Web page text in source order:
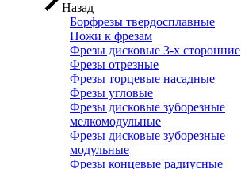
Назад
Борфрезы твердосплавные
Ножи к фрезам
Фрезы дисковые 3-х сторонние
Фрезы отрезные
Фрезы торцевые насадные
Фрезы угловые
Фрезы дисковые зуборезные
мелкомодульные
Фрезы дисковые зуборезные
модульные
Фрезы концевые радиусные